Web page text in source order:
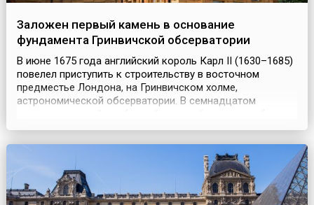
Заложен первый камень в основание
фундамента Гринвичской обсерватории
В июне 1675 года английский король Карл II (1630–1685)
повелел приступить к строительству в восточном
предместье Лондона, на Гринвичском холме,
астрономической обсерватории. В семнадцатом
определение долготы в открытом море. В принципе,
наблюдений положения Луны, и Карл II в декабре 1674
года основал К...